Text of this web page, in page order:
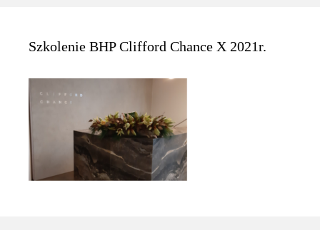
Szkolenie BHP Clifford Chance X 2021r.